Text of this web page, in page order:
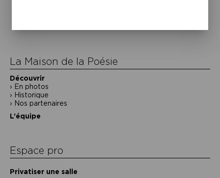
l’article
La Maison de la Poésie
Découvrir
En photos
Historique
Nos partenaires
L’équipe
Espace pro
Privatiser une salle